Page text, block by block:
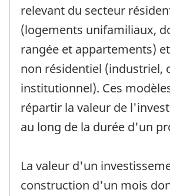
relevant du secteur
(logements unifamiliaux,
rangée et appartements)
non résidentiel (industriel,
institutionnel). Ces
répartir la valeur de
au long de la durée d'un
La valeur d'un
construction d'un mois